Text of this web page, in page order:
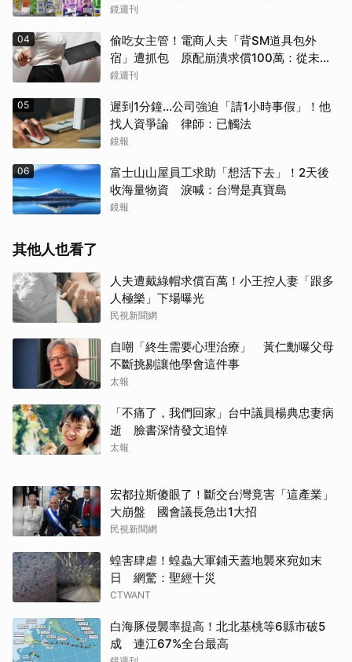
界只有台灣會這樣
鏡週刊
04
偷吃女主管！電商人夫「背SM道具包外
宿」遭抓包 原配崩潰求償100萬：從未用
過此類
鏡週刊
05
遲到1分鐘…公司強迫「請1小時事假」！他
找人資爭論 律師：已觸法
鏡報
06
富士山山屋員工求助「想活下去」！2天後
收海量物資 淚喊：台灣是真寶島
鏡報
其他人也看了
人夫遭戴綠帽求償百萬！小王控人妻「跟多
人極樂」下場曝光
民視新聞網
自嘲「終生需要心理治療」 黃仁勳曝父母
不斷挑剔讓他學會這件事
太報
「不痛了，我們回家」台中議員楊典忠妻病
逝 臉書深情發文追悼
太報
宏都拉斯傻眼了！斷交台灣竟害「這產業」
大崩盤 國會議長急出1大招
民視新聞網
蝗害肆虐！蝗蟲大軍鋪天蓋地襲來宛如末
日 網驚：聖經十災
CTWANT
白海豚侵襲率提高！北北基桃等6縣市破5
成 連江67%全台最高